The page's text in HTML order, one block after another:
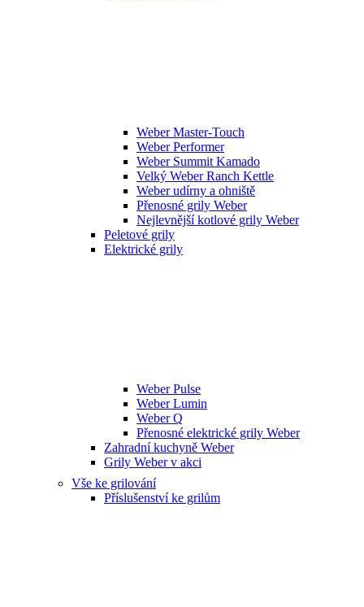
Weber Master-Touch
Weber Performer
Weber Summit Kamado
Velký Weber Ranch Kettle
Weber udírny a ohniště
Přenosné grily Weber
Nejlevnější kotlové grily Weber
Peletové grily
Elektrické grily
Weber Pulse
Weber Lumin
Weber Q
Přenosné elektrické grily Weber
Zahradní kuchyně Weber
Grily Weber v akci
Vše ke grilování
Příslušenství ke grilům